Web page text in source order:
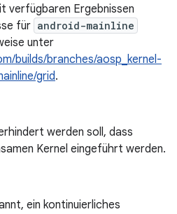
verfügbaren Ergebnissen
für android-mainline
unter
builds/branches/aosp_kernel-
grid.
werden soll, dass
Kernel eingeführt werden.
ein kontinuierliches